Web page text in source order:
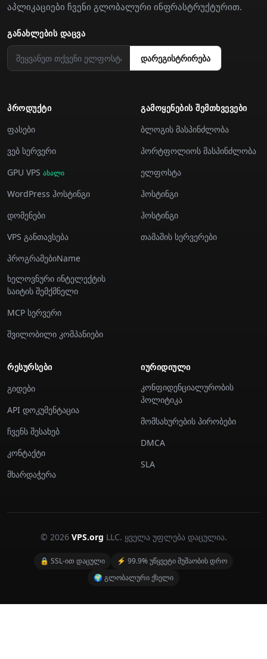
აპლიკაციები ჩვენი გლობალური ინფრასტრუქტურით.
ᲒᲐᲜᲐᲮᲚᲔᲑᲘᲡ ᲓᲐᲪᲕᲐ
დარეგისტრირება
ᲞᲠᲝᲓᲣᲥᲢᲘ
ფასები
ვებ სერვერი
GPU VPS ახალი
WordPress ჰოსტინგი
დომენები
VPS განთავსება
პროგრამებიName
ხელოვნური ინტელექტის
საიტის შემქმნელი
MCP სერვერი
შვილობილი კომპანიები
ᲒᲐᲛᲝᲧᲔᲜᲔᲑᲘᲡ ᲨᲔᲛᲗᲮᲕᲔᲕᲔᲑᲘ
ბლოგის მასპინძლობა
პორტფოლიოს მასპინძლობა
ელფოსტა
ჰოსტინგი
ჰოსტინგი
თამაშის სერვერები
ᲠᲔᲡᲣᲠᲡᲔᲑᲘ
გიდები
API დოკუმენტაცია
ჩვენს შესახებ
კონტაქტი
მხარდაჭერა
ᲘᲣᲠᲘᲓᲘᲣᲚᲘ
კონფიდენციალურობის
პოლიტიკა
მომსახურების პირობები
DMCA
SLA
© 2026 VPS.org LLC. ყველა უფლება დაცულია.
🔒 SSL-ით დაცული
⚡ 99.9% უწყვეტი მუშაობის დრო
🌍 გლობალური ქსელი